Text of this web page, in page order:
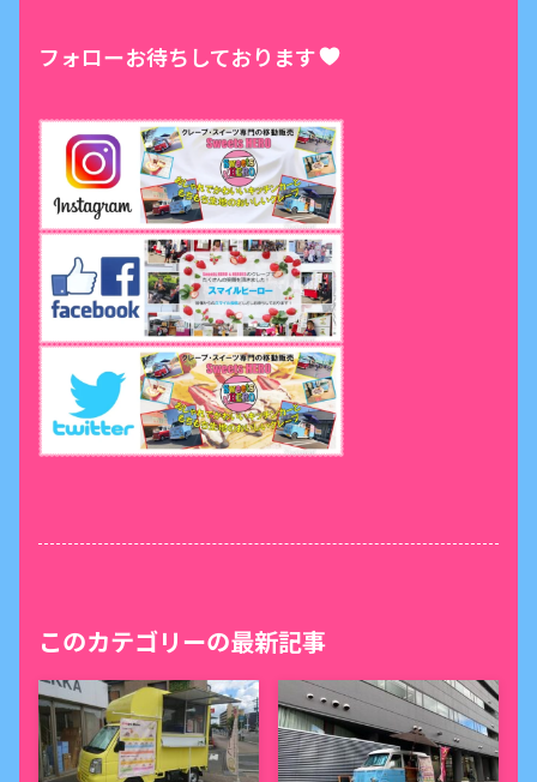
フォローお待ちしております
このカテゴリーの最新記事